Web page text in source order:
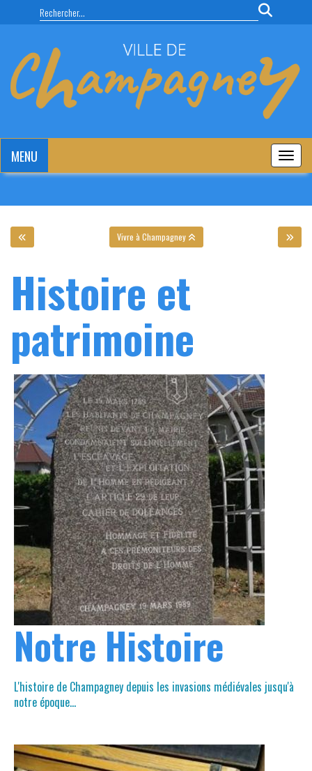
MENU
MENU
Vivre à Champagney
Histoire et
patrimoine
Notre Histoire
L'histoire de Champagney depuis les invasions médiévales jusqu'à
notre époque...
Panneau de gestion des cookies